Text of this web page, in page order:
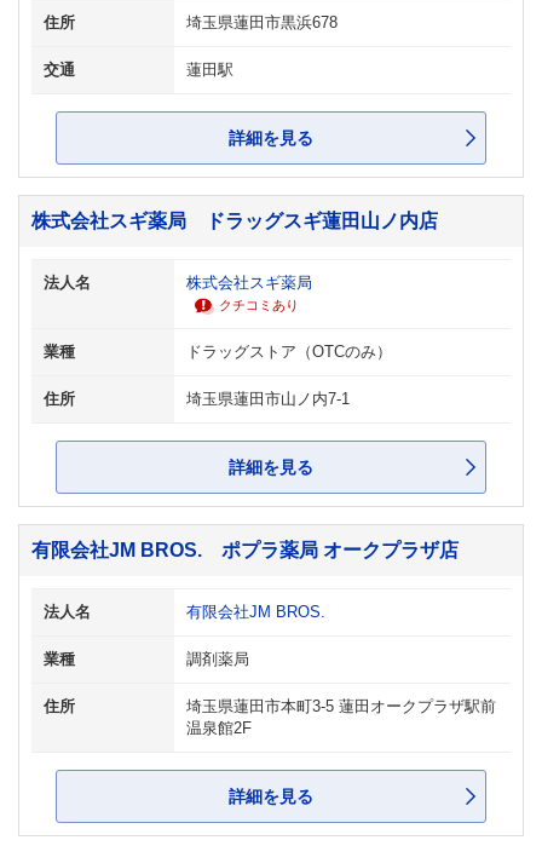
住所 埼玉県蓮田市黒浜678
交通 蓮田駅
詳細を見る
株式会社スギ薬局 ドラッグスギ蓮田山ノ内店
法人名 株式会社スギ薬局
クチコミあり
業種 ドラッグストア（OTCのみ）
住所 埼玉県蓮田市山ノ内7-1
詳細を見る
有限会社JM BROS. ポプラ薬局 オークプラザ店
法人名 有限会社JM BROS.
業種 調剤薬局
住所
埼玉県蓮田市本町3-5 蓮田オークプラザ駅前
温泉館2F
詳細を見る